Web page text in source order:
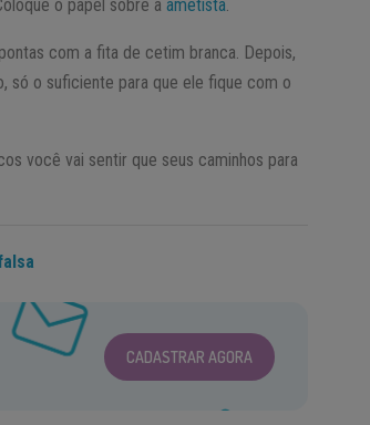
o papel sobre aametista.
com a fita de cetim branca. Depois,
só o suficiente para que ele fique com o
você vai sentir que seus caminhos para
CADASTRAR AGORA